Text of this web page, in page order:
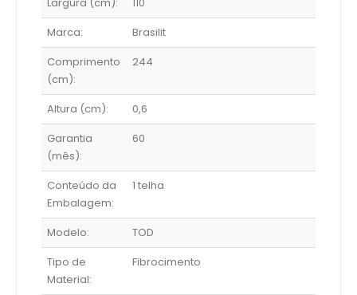
Marca:
Brasilit
Comprimento
(cm):
244
Altura (cm):
0,6
Garantia
(mês):
60
Conteúdo da
Embalagem:
1 telha
Modelo:
TOD
Tipo de
Material:
Fibrocimento